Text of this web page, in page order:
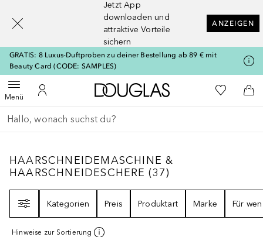
Jetzt App
downloaden und
attraktive Vorteile
sichern
ANZEIGEN
GRATIS: 8 Luxus-Duftproben zu deiner Bestellung ab 89 € mit
Beauty Card (CODE: SAMPLES)
MenüMenü öffnenZu Meinem Kundenkonto
Zur Douglas Startseite
Zu Meiner
Gehe zurück
Suche ausführen
HAARSCHNEIDEMASCHINE &
HAARSCHNEIDEMASCHINE &
HAARSCHNEIDESCHERE (37)
Kategorien
Preis Produktart Marke Für wen
Hinweise zur Sortierung
[navigation.slideout.screenreader]